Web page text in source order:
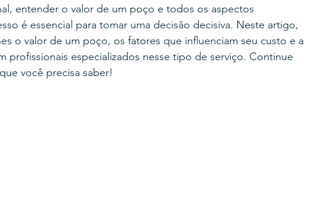
entender o valor de um poço e todos os aspectos
é essencial para tomar uma decisão decisiva. Neste artigo,
o valor de um poço, os fatores que influenciam seu custo e a
profissionais especializados nesse tipo de serviço. Continue
você precisa saber!